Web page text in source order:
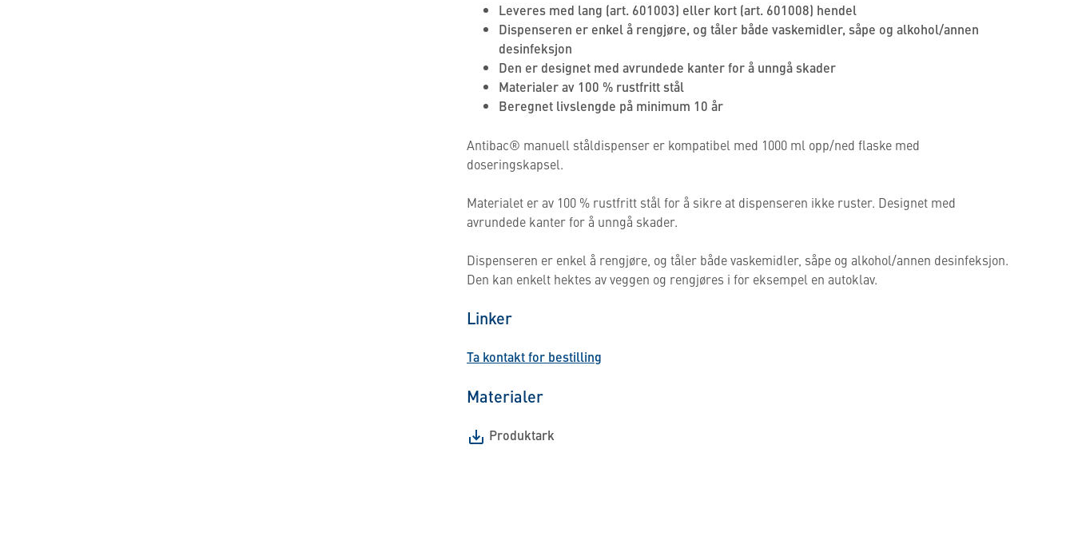
Leveres med lang (art. 601003) eller kort (art. 601008) hendel
Dispenseren er enkel å rengjøre, og tåler både vaskemidler, såpe og alkohol/annen
desinfeksjon
Den er designet med avrundede kanter for å unngå skader
Materialer av 100 % rustfritt stål
Beregnet livslengde på minimum 10 år
Antibac® manuell ståldispenser er kompatibel med 1000 ml opp/ned flaske med
doseringskapsel.
Materialet er av 100 % rustfritt stål for å sikre at dispenseren ikke ruster. Designet med
avrundede kanter for å unngå skader.
Dispenseren er enkel å rengjøre, og tåler både vaskemidler, såpe og alkohol/annen desinfeksjon.
Den kan enkelt hektes av veggen og rengjøres i for eksempel en autoklav.
Linker
Ta kontakt for bestilling
Materialer
Produktark